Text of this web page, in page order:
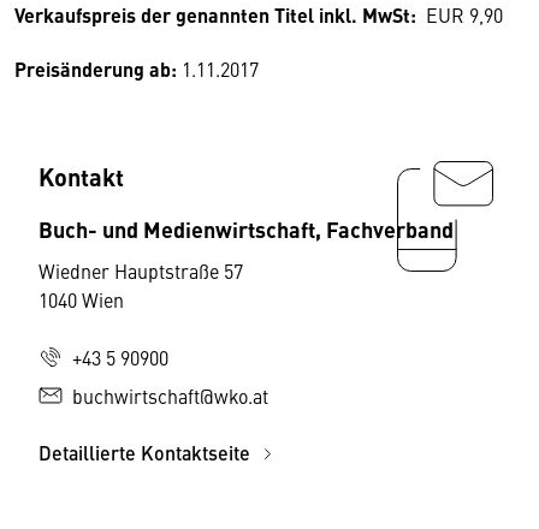
Verkaufspreis der genannten Titel inkl. MwSt: EUR 9,90
Preisänderung ab: 1.11.2017
Kontakt
Buch- und Medienwirtschaft, Fachverband
Wiedner Hauptstraße 57
1040 Wien
+43 5 90900
buchwirtschaft@wko.at
Detaillierte Kontaktseite